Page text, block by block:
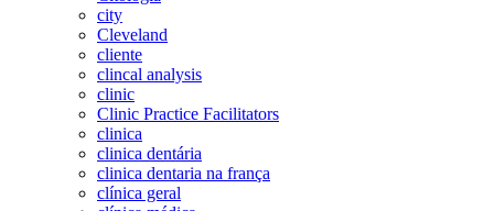
city
Cleveland
cliente
clincal analysis
clinic
Clinic Practice Facilitators
clinica
clinica dentária
clinica dentaria na frança
clínica geral